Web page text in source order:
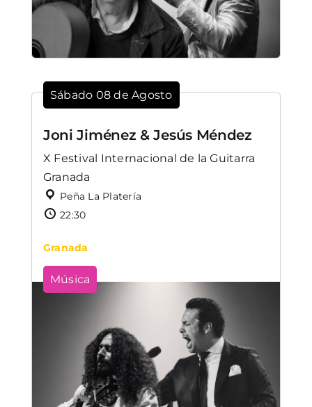
Sábado 08 de Agosto
Joni Jiménez & Jesús Méndez
X Festival Internacional de la Guitarra
Granada
Peña La Platería
22:30
Granada
Música